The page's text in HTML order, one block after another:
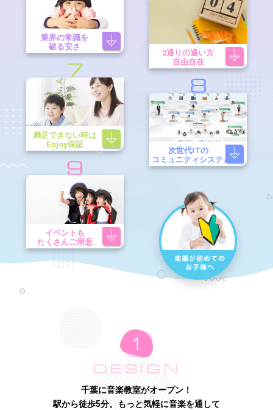
業界の常識を
破る安さ
2通りの通い方
自由自在
7
満足できない時は
Enjoy保証
8
次世代ITの
コミュニティシステム
9
イベントも
たくさんご用意
DESIGN
千葉に音楽教室がオープン！
駅から徒歩5分。もっと気軽に音楽を通して